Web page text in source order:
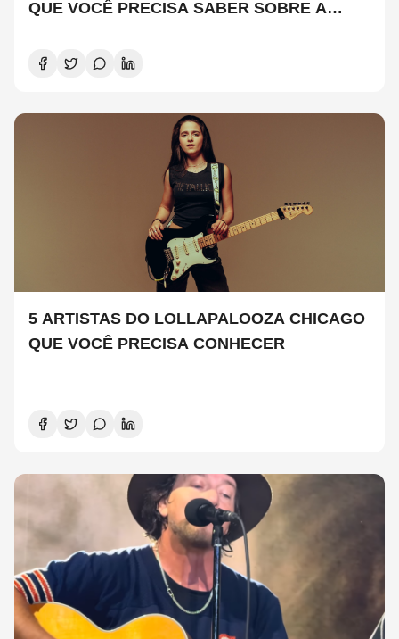
QUE VOCÊ PRECISA SABER SOBRE A
5 ARTISTAS DO LOLLAPALOOZA CHICAGO
QUE VOCÊ PRECISA CONHECER